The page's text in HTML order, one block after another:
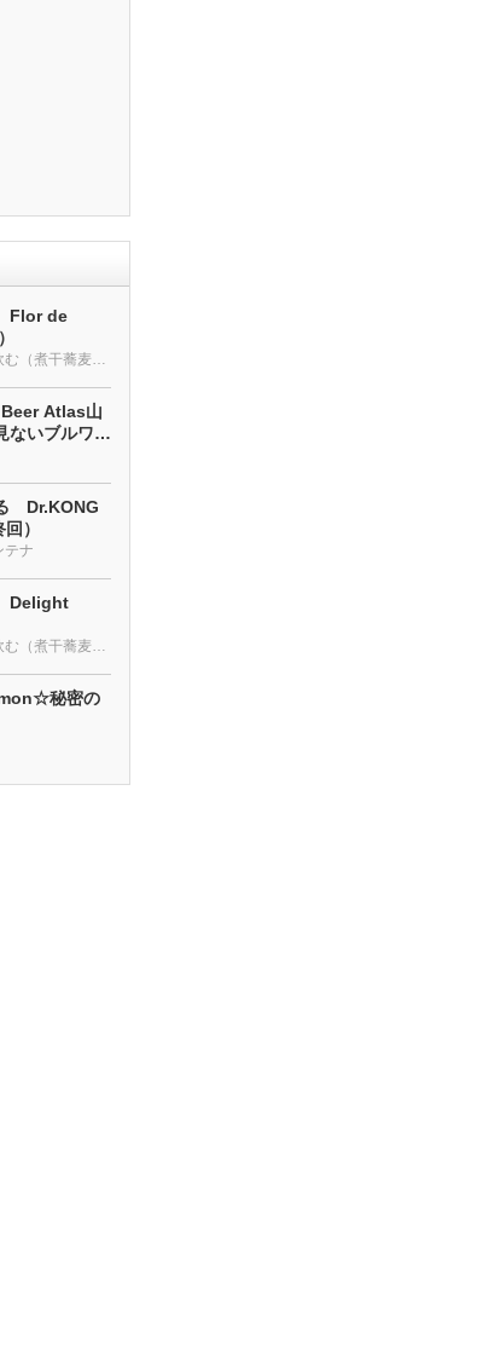
Flor de
クラフトビールを飲む（煮干蕎麦も・・・）
Beer Atlas山
ないブルワリ
Dr.KONG
）
テナ
Delight
クラフトビールを飲む（煮干蕎麦も・・・）
秘密の